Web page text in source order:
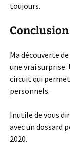
toujours.
Conclusion
Ma découverte
une vrai surprise.
circuit qui
personnels.
Inutile de vous
avec un dossard
2020.